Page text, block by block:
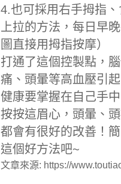
4.也可採用右手拇指
上拉的方法，每日早
圖直接用拇指按摩）
打通了這個控製點，
痛、頭暈等高血壓引
健康要掌握在自己手
按按這眉心，頭暈、
都會有很好的改善！
這個好方法吧~
文章來源: https://